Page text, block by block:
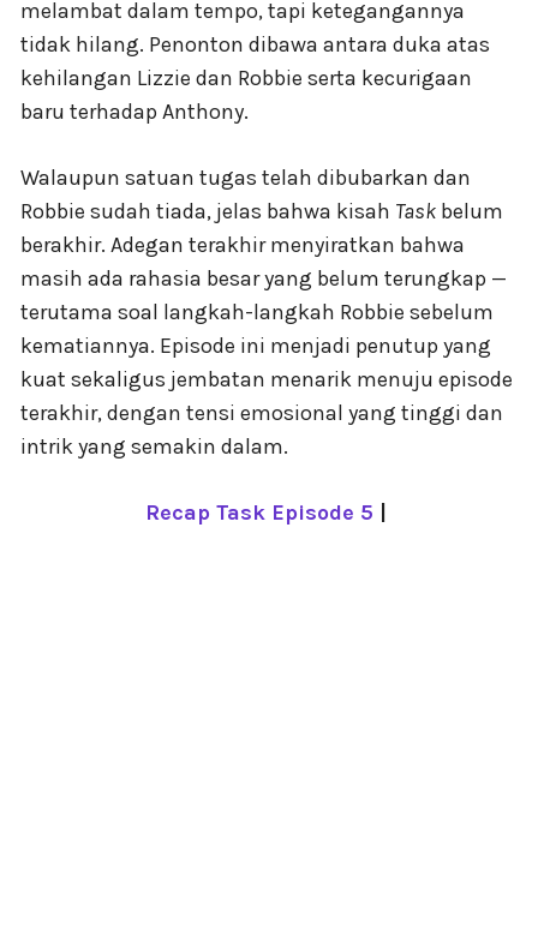
melambat dalam tempo, tapi ketegangannya
tidak hilang. Penonton dibawa antara duka atas
kehilangan Lizzie dan Robbie serta kecurigaan
baru terhadap Anthony.
Walaupun satuan tugas telah dibubarkan dan
Robbie sudah tiada, jelas bahwa kisah Task belum
berakhir. Adegan terakhir menyiratkan bahwa
masih ada rahasia besar yang belum terungkap —
terutama soal langkah-langkah Robbie sebelum
kematiannya. Episode ini menjadi penutup yang
kuat sekaligus jembatan menarik menuju episode
terakhir, dengan tensi emosional yang tinggi dan
intrik yang semakin dalam.
Recap Task Episode 5